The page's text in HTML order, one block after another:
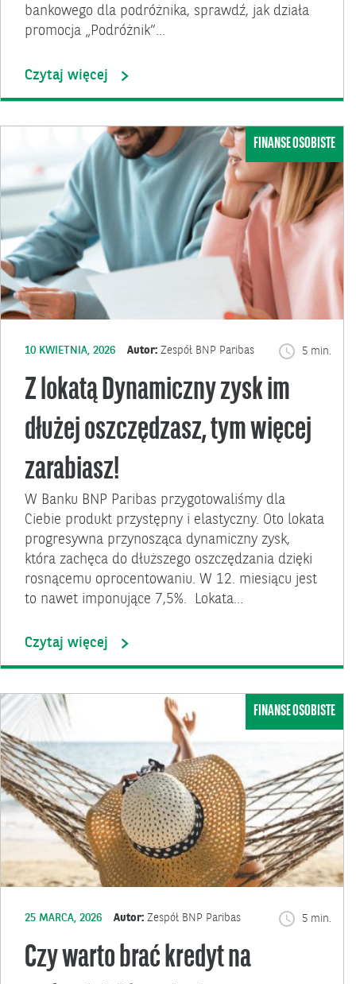
bankowego dla podróżnika, sprawdź, jak działa
promocja „Podróżnik”…
Czytaj więcej
FINANSE OSOBISTE
10 KWIETNIA, 2026 Autor: Zespół BNP Paribas 5 min.
Z lokatą Dynamiczny zysk im
dłużej oszczędzasz, tym więcej
zarabiasz!
W Banku BNP Paribas przygotowaliśmy dla
Ciebie produkt przystępny i elastyczny. Oto lokata
progresywna przynosząca dynamiczny zysk,
która zachęca do dłuższego oszczędzania dzięki
rosnącemu oprocentowaniu. W 12. miesiącu jest
to nawet imponujące 7,5%. Lokata…
Czytaj więcej
FINANSE OSOBISTE
25 MARCA, 2026 Autor: Zespół BNP Paribas 5 min.
Czy warto brać kredyt na